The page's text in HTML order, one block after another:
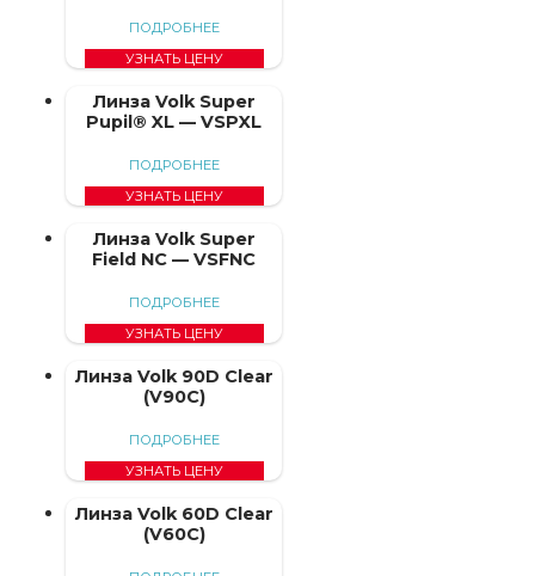
ПОДРОБНЕЕ
УЗНАТЬ ЦЕНУ
Линза Volk Super
Pupil® XL — VSPXL
ПОДРОБНЕЕ
УЗНАТЬ ЦЕНУ
Линза Volk Super
Field NC — VSFNC
ПОДРОБНЕЕ
УЗНАТЬ ЦЕНУ
Линза Volk 90D Clear
(V90C)
ПОДРОБНЕЕ
УЗНАТЬ ЦЕНУ
Линза Volk 60D Clear
(V60C)